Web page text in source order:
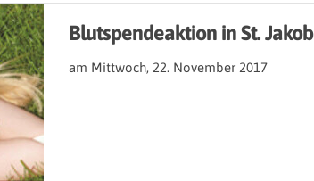
Blutspendeaktion in St. Jakob
am Mittwoch, 22. November 2017